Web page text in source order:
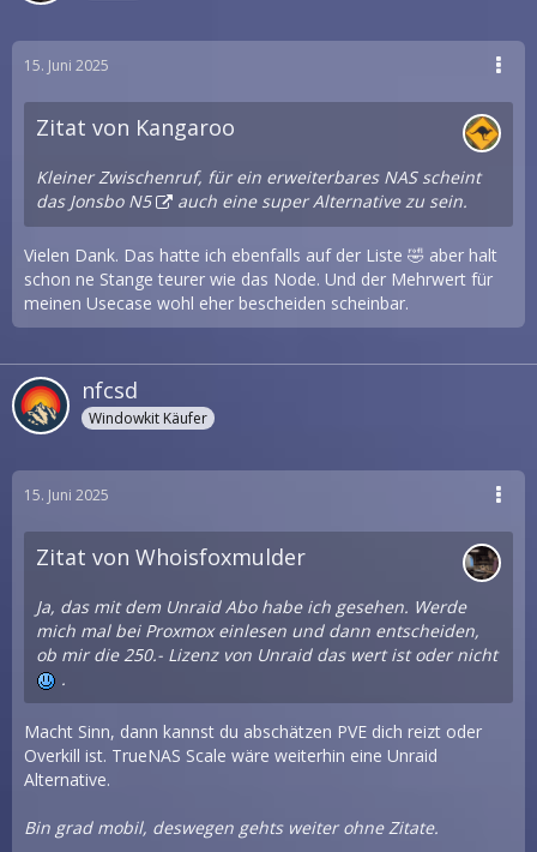
15. Juni 2025
Zitat von Kangaroo
Kleiner Zwischenruf, für ein erweiterbares NAS scheint
das Jonsbo N5 auch eine super Alternative zu sein.
Vielen Dank. Das hatte ich ebenfalls auf der Liste 🤣 aber halt
schon ne Stange teurer wie das Node. Und der Mehrwert für
meinen Usecase wohl eher bescheiden scheinbar.
nfcsd
Windowkit Käufer
15. Juni 2025
Zitat von Whoisfoxmulder
Ja, das mit dem Unraid Abo habe ich gesehen. Werde
mich mal bei Proxmox einlesen und dann entscheiden,
ob mir die 250.- Lizenz von Unraid das wert ist oder nicht
.
Macht Sinn, dann kannst du abschätzen PVE dich reizt oder
Overkill ist. TrueNAS Scale wäre weiterhin eine Unraid
Alternative.
Bin grad mobil, deswegen gehts weiter ohne Zitate.